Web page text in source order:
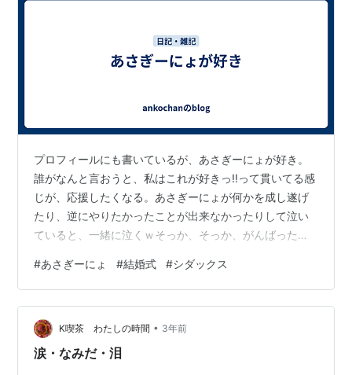
プロフィールにも書いているが、あさぎーにょが好き。
誰がなんと言おうと、私はこれが好きっ!!って貫いてる感
じが、応援したくなる。あさぎーにょが何かを成し遂げ
たり、逆にやりたかったことが出来なかったりして泣い
ていると、一緒に泣くｗそっか、そっか、がんばったね
んだけど、そのYouTubeを見ていてびっくり!!その結婚式
場のワイナリー、法事のお弁当作ってくれるところじゃ
んΣ(ﾟ∀ﾟﾉ)ﾉ結婚式もできるんだね。ワイン作ってる仕出
し屋かと思ってたｗこんなステキな所だったとは知らな
かった。 ひなたちゃんとか、竹脇まりなちゃんとか、こ
#あさぎーにょ #結婚式 #シダックス
K喫茶 わたしの時間 • 3年前
涙・なみだ・泪